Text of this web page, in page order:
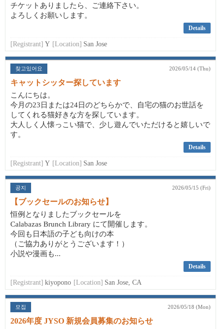
チケットありましたら、ご連絡下さい。
よろしくお願いします。
Details
[Registrant] Y [Location] San Jose
찾고있어요 2026/05/14 (Thu)
キャットシッター探しています
こんにちは。
今月の23日または24日のどちらかで、自宅の猫のお世話を
してくれる猫好きな方を探しています。
大人しく人懐っこい猫で、少し遊んでいただけると嬉しいで
す。
Details
[Registrant] Y [Location] San Jose
공지 2026/05/15 (Fri)
【ブックセールのお知らせ】
恒例となりましたブックセールを
Calabazas Brunch Library にて開催します。
今回も日本語の子ども向けの本
（ご協力ありがとうございます！）
小説や漫画も...
Details
[Registrant] kiyopono [Location] San Jose, CA
모집 2026/05/18 (Mon)
2026年度 JYSO 新規会員募集のお知らせ